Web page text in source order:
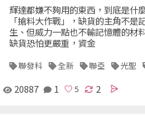
輝達都嫌不夠用的東西，到底是什
「搶料大作戰」，缺貨的主角不
生、但威力一點也不輸記憶體的
缺貨恐怕更嚴重，資金
聯發科 全新 聯亞 光聖
20887 1 2